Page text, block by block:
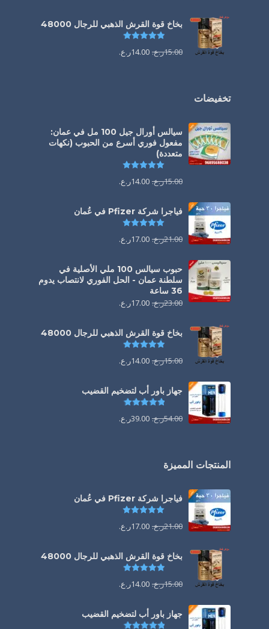
بخاخ قوة القرش الذهبي للرجال 48000
تم التقييم
15.00ر.ع. 14.00ر.ع.
تخفيضات
سيالس أورال جيل 100 مل في عمان:
مفعول فوري أسرع من الحبوب (نكهات
متعددة)
15.00ر.ع. 14.00ر.ع.
فياجرا شركة Pfizer في عُمان
21.00ر.ع. 17.00ر.ع.
حبوب سيالس 100 ملي الأصلية في
سلطنة عمان - الحل الفوري لانتصاب يدوم
36 ساعة
23.00ر.ع. 17.00ر.ع.
بخاخ قوة القرش الذهبي للرجال 48000
تم التقييم
15.00ر.ع. 14.00ر.ع.
جهاز باور أب لتضخيم القضيب
تم التقييم
54.00ر.ع. 39.00ر.ع.
المنتجات المميزة
فياجرا شركة Pfizer في عُمان
21.00ر.ع. 17.00ر.ع.
بخاخ قوة القرش الذهبي للرجال 48000
تم التقييم
15.00ر.ع. 14.00ر.ع.
جهاز باور أب لتضخيم القضيب
تم التقييم